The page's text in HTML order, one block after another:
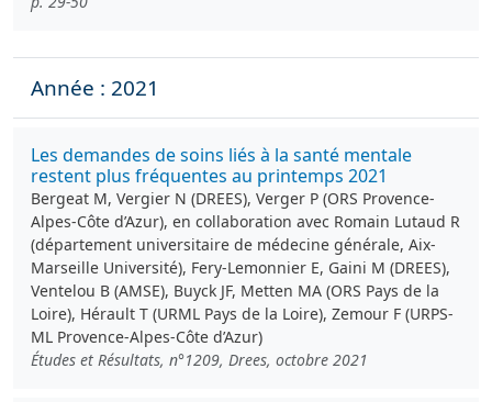
Année : 2021
Les demandes de soins liés à la santé mentale
restent plus fréquentes au printemps 2021
Bergeat M, Vergier N (DREES), Verger P (ORS Provence-
Alpes-Côte d’Azur), en collaboration avec Romain Lutaud R
(département universitaire de médecine générale, Aix-
Marseille Université), Fery-Lemonnier E, Gaini M (DREES),
Ventelou B (AMSE), Buyck JF, Metten MA (ORS Pays de la
Loire), Hérault T (URML Pays de la Loire), Zemour F (URPS-
ML Provence-Alpes-Côte d’Azur)
Études et Résultats, n°1209, Drees, octobre 2021